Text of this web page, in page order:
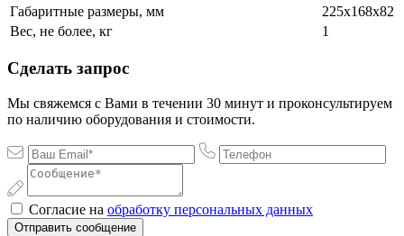
Габаритные размеры, мм
225x168x82
Вес, не более, кг
1
Сделать запрос
Мы свяжемся с Вами в течении 30 минут и проконсультируем
по наличию оборудования и стоимости.
Согласие на обработку персональных данных
Отправить сообщение